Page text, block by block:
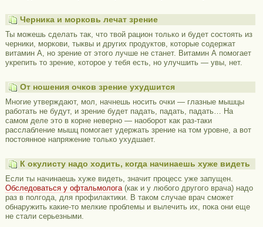
Черника и морковь лечат зрение
Ты можешь сделать так, что твой рацион только и будет состоять из
черники, моркови, тыквы и других продуктов, которые содержат
витамин А, но зрение от этого лучше не станет. Витамин А помогает
укрепить то зрение, которое у тебя есть, но улучшить — увы, нет.
От ношения очков зрение ухудшится
Многие утверждают, мол, начнешь носить очки — глазные мышцы
работать не будут, и зрение будет падать, падать, падать… На
самом деле это в корне неверно — наоборот как раз-таки
расслабление мышц помогает удержать зрение на том уровне, а вот
постоянное напряжение только ухудшает.
К окулисту надо ходить, когда начинаешь хуже видеть
Если ты начинаешь хуже видеть, значит процесс уже запущен.
Обследоваться у офтальмолога(как и у любого другого врача) надо
раз в полгода, для профилактики. В таком случае врач сможет
обнаружить какие-то мелкие проблемы и вылечить их, пока они еще
не стали серьезными.